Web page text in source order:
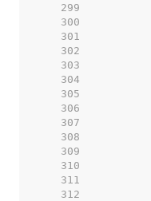
   299
   300
   301
   302
   303
   304
   305
   306
   307
   308
   309
   310
   311
   312